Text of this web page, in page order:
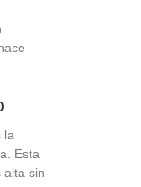
la
Esta
alta sin